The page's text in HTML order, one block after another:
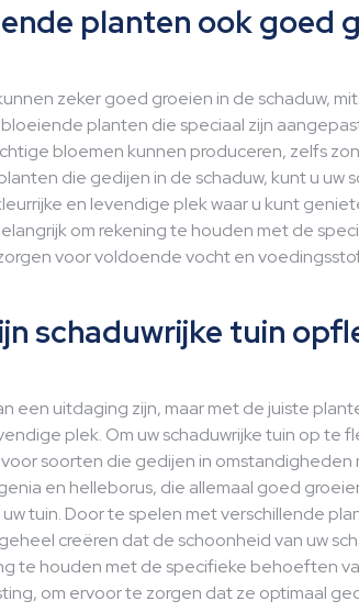
planten ook goed
zeker goed groeien in de schaduw,
planten die speciaal zijn
bloemen kunnen produceren, zelfs
die gedijen in de schaduw, kunt u uw
en levendige plek waar u kunt
om rekening te houden met de
voor voldoende vocht en
schaduwrijke tuin
een uitdaging zijn, maar met de juiste
plek. Om uw schaduwrijke tuin op te
soorten die gedijen in omstandigheden
en helleborus, die allemaal goed
tuin. Door te spelen met verschillende
creëren dat de schoonheid van uw
te houden met de specifieke behoeften
om ervoor te zorgen dat ze optimaal